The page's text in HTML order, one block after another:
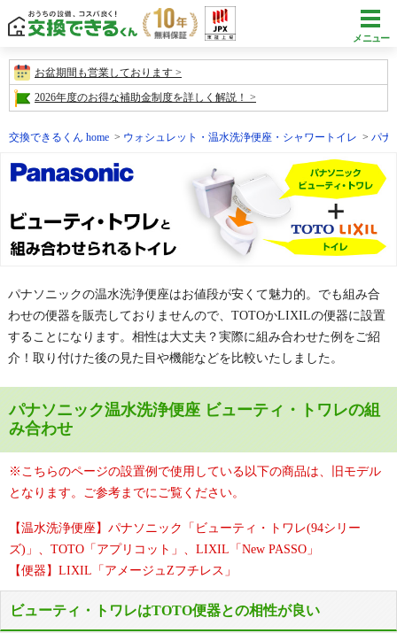
メニュー
お盆期間も営業しております
2026年度のお得な補助金制度を詳しく解説！
交換できるくん home ウォシュレット・温水洗浄便座・シャワートイレ パナ
パナソニックの温水洗浄便座はお値段が安くて魅力的。でも組み合
わせの便器を販売しておりませんので、TOTOかLIXILの便器に設置
することになります。相性は大丈夫？実際に組み合わせた例をご紹
介！取り付けた後の見た目や機能などを比較いたしました。
パナソニック温水洗浄便座 ビューティ・トワレの組
み合わせ
※こちらのページの設置例で使用している以下の商品は、旧モデル
となります。ご参考までにご覧ください。
【温水洗浄便座】パナソニック「ビューティ・トワレ(94シリー
ズ)」、TOTO「アプリコット」、LIXIL「New PASSO」
【便器】LIXIL「アメージュZフチレス」
ビューティ・トワレはTOTO便器との相性が良い